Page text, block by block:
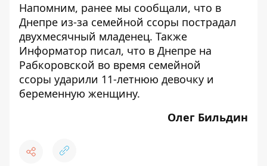
Напомним, ранее мы сообщали, что в
Днепре из-за семейной ссоры пострадал
двухмесячный младенец. Также
Информатор писал, что в Днепре на
Рабкоровской во время семейной
ссоры ударили 11-летнюю девочку и
беременную женщину.
Олег Бильдин